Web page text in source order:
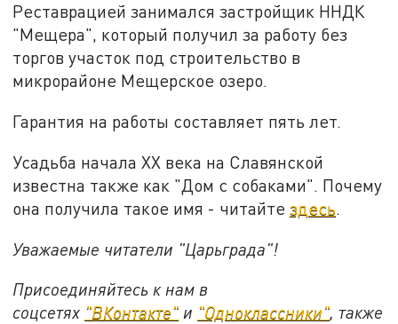
Реставрацией занимался застройщик ННДК
"Мещера", который получил за работу без
торгов участок под строительство в
микрорайоне Мещерское озеро.
Гарантия на работы составляет пять лет.
Усадьба начала XX века на Славянской
известна также как "Дом с собаками". Почему
она получила такое имя - читайтездесь.
Уважаемые читатели "Царьграда"!
Присоединяйтесь к нам в
соцсетях "ВКонтакте" и "Одноклассники", также